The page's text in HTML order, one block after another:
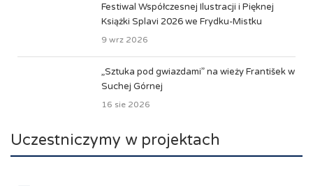
Festiwal Współczesnej Ilustracji i Pięknej
Książki Splavi 2026 we Frydku-Mistku
9 wrz 2026
„Sztuka pod gwiazdami” na wieży František w
Suchej Górnej
16 sie 2026
Uczestniczymy w projektach